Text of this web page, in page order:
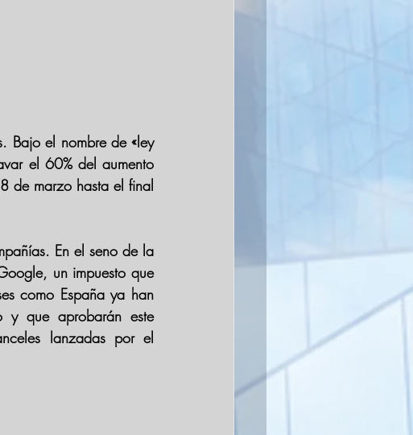
Bajo el nombre de «ley
el 60% del aumento
de marzo hasta el final
En el seno de la
, un impuesto que
como España ya han
y que aprobarán este
lanzadas por el